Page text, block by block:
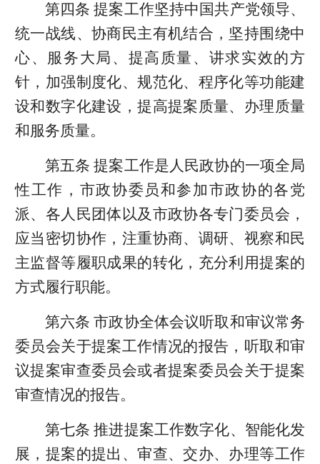
第四条 提案工作坚持中国共产党领导、
统一战线、协商民主有机结合，坚持围绕中
心、服务大局、提高质量、讲求实效的方
针，加强制度化、规范化、程序化等功能建
设和数字化建设，提高提案质量、办理质量
和服务质量。
第五条 提案工作是人民政协的一项全局
性工作，市政协委员和参加市政协的各党
派、各人民团体以及市政协各专门委员会，
应当密切协作，注重协商、调研、视察和民
主监督等履职成果的转化，充分利用提案的
方式履行职能。
第六条 市政协全体会议听取和审议常务
委员会关于提案工作情况的报告，听取和审
议提案审查委员会或者提案委员会关于提案
审查情况的报告。
第七条 推进提案工作数字化、智能化发
展，提案的提出、审查、交办、办理等工作